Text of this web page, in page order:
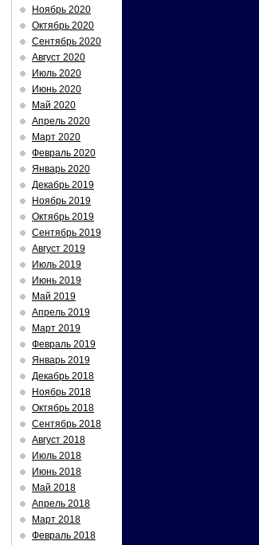
Ноябрь 2020
Октябрь 2020
Сентябрь 2020
Август 2020
Июль 2020
Июнь 2020
Май 2020
Апрель 2020
Март 2020
Февраль 2020
Январь 2020
Декабрь 2019
Ноябрь 2019
Октябрь 2019
Сентябрь 2019
Август 2019
Июль 2019
Июнь 2019
Май 2019
Апрель 2019
Март 2019
Февраль 2019
Январь 2019
Декабрь 2018
Ноябрь 2018
Октябрь 2018
Сентябрь 2018
Август 2018
Июль 2018
Июнь 2018
Май 2018
Апрель 2018
Март 2018
Февраль 2018